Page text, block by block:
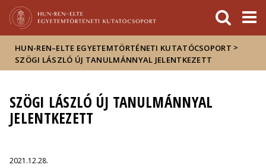
sajtóban
HUN-REN–ELTE EGYETEMTÖRTÉNETI KUTATÓCSOPORT >
SZÖGI LÁSZLÓ ÚJ TANULMÁNNYAL JELENTKEZETT
SZÖGI LÁSZLÓ ÚJ TANULMÁNNYAL
JELENTKEZETT
2021.12.28.